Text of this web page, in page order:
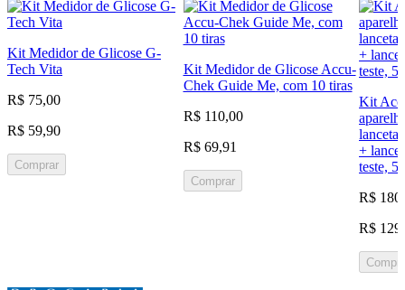
Kit Medidor de Glicose G-
Tech Vita
R$ 75,00
R$ 59,90
Comprar
Kit Medidor de Glicose Accu-
Chek Guide Me, com 10 tiras
R$ 110,00
R$ 69,91
Comprar
Kit
+
teste,
R$
R$